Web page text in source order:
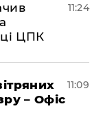
ЦПК
11:24
– Офіс
11:09